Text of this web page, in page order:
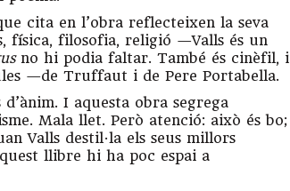
cita en l’obra reflecteixen la seva
física, filosofia, religió —Valls és un
no hi podia faltar. També és cinèfil, i
—de Truffaut i de Pere Portabella.
I aquesta obra segrega
Mala llet. Però atenció: això és bo;
Valls destil·la els seus millors
llibre hi ha poc espai a